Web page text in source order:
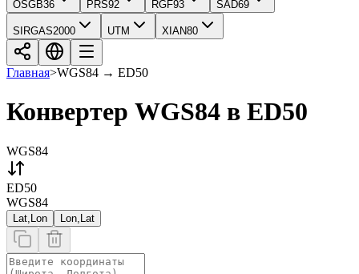
OSGB36 PRS92 RGF93 SAD69
SIRGAS2000 UTM XIAN80
Главная>WGS84 → ED50
Конвертер WGS84 в ED50
WGS84
ED50
WGS84
Lat,Lon Lon,Lat